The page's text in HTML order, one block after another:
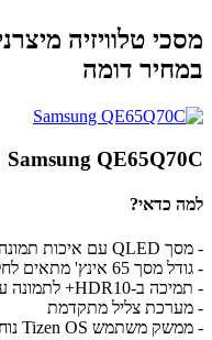
מסכי טלוויזיה
במחיר דומה
Samsung QE65Q70C
למה כדאי?
- מסך QLED עם איכות תמונה 4K UHD
- גודל מסך 65 אינץ' מתאים לחללים בינוניים
- תמיכה ב-HDR10+ לתמונה עשירה ובהירה
- מערכת צליל מתקדמת
- ממשק משתמש Tizen OS נוח ואינטואיטיבי